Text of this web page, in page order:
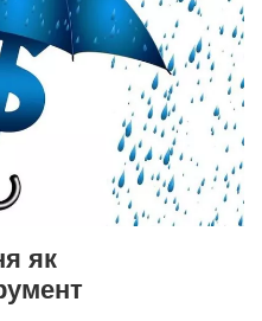
як